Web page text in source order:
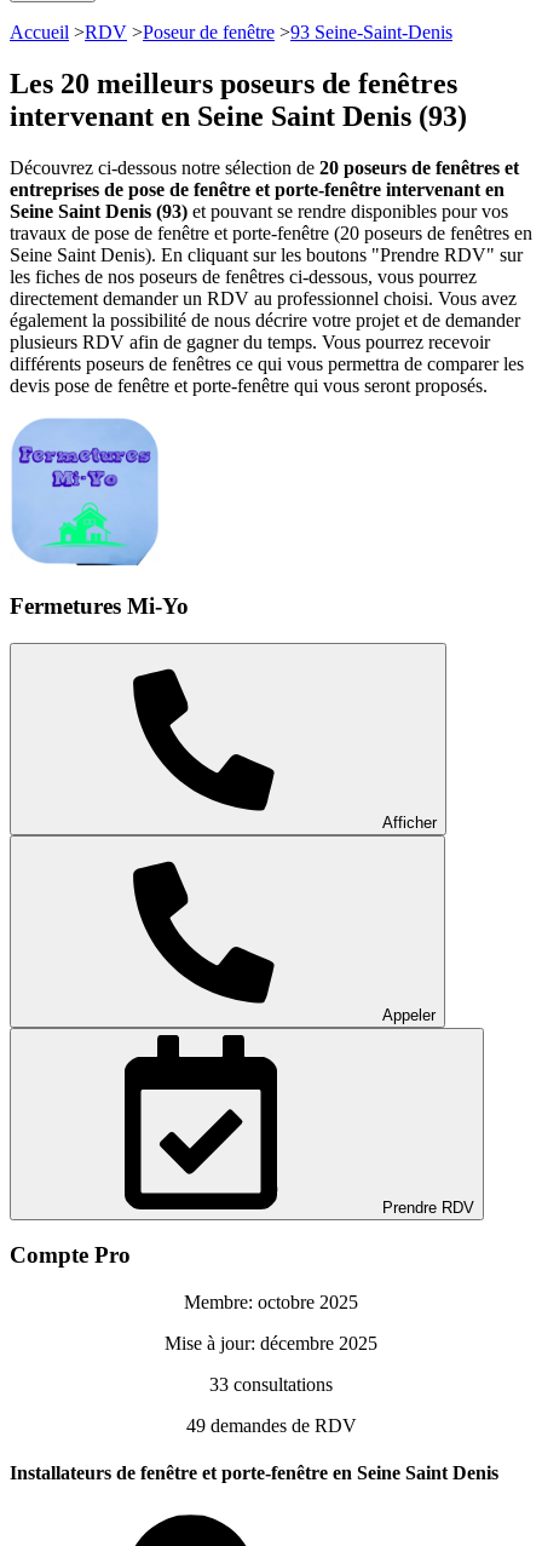
Accueil >RDV >Poseur de fenêtre >93 Seine-Saint-Denis
Les 20 meilleurs poseurs de fenêtres
intervenant en Seine Saint Denis (93)
Découvrez ci-dessous notre sélection de 20 poseurs de fenêtres et
entreprises de pose de fenêtre et porte-fenêtre intervenant en
Seine Saint Denis (93) et pouvant se rendre disponibles pour vos
travaux de pose de fenêtre et porte-fenêtre (20 poseurs de fenêtres en
Seine Saint Denis). En cliquant sur les boutons "Prendre RDV" sur
les fiches de nos poseurs de fenêtres ci-dessous, vous pourrez
directement demander un RDV au professionnel choisi. Vous avez
également la possibilité de nous décrire votre projet et de demander
plusieurs RDV afin de gagner du temps. Vous pourrez recevoir
différents poseurs de fenêtres ce qui vous permettra de comparer les
devis pose de fenêtre et porte-fenêtre qui vous seront proposés.
Fermetures Mi-Yo
Afficher
Appeler
Prendre RDV
Compte Pro
Membre: octobre 2025
Mise à jour: décembre 2025
33 consultations
49demandes de RDV
Installateurs de fenêtre et porte-fenêtre en Seine Saint Denis